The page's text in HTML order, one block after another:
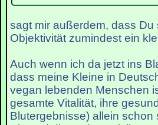
sagt mir außerdem, dass
Objektivität zumindest ein
Auch wenn ich da jetzt ins
dass meine Kleine in
vegan lebenden Menschen
gesamte Vitalität, ihre
Blutergebnisse) allein